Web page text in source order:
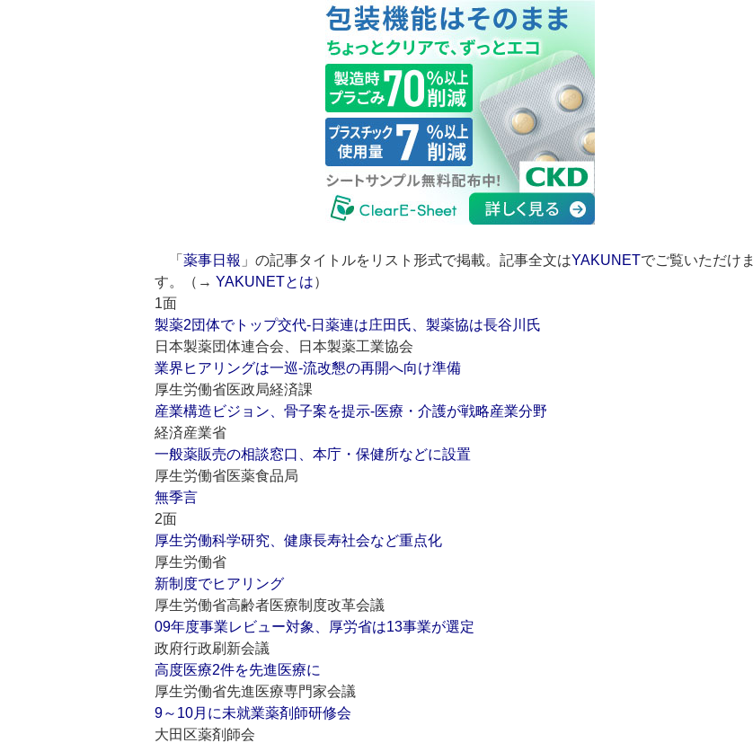
「 薬事日報 」の記事タイトルをリスト形式で掲載。記事全文はYAKUNETでご覧いただけま
す。（→ YAKUNETとは）
1面
製薬2団体でトップ交代‐日薬連は庄田氏、製薬協は長谷川氏
日本製薬団体連合会、日本製薬工業協会
業界ヒアリングは一巡‐流改懇の再開へ向け準備
厚生労働省医政局経済課
産業構造ビジョン、骨子案を提示‐医療・介護が戦略産業分野
経済産業省
一般薬販売の相談窓口、本庁・保健所などに設置
厚生労働省医薬食品局
無季言
2面
厚生労働科学研究、健康長寿社会など重点化
厚生労働省
新制度でヒアリング
厚生労働省高齢者医療制度改革会議
09年度事業レビュー対象、厚労省は13事業が選定
政府行政刷新会議
高度医療2件を先進医療に
厚生労働省先進医療専門家会議
9～10月に未就業薬剤師研修会
大田区薬剤師会